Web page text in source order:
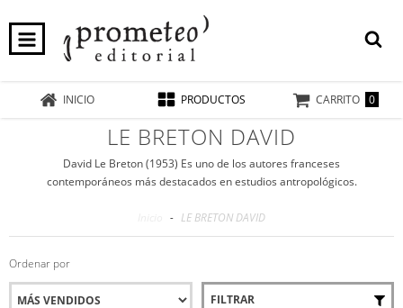
INICIO PRODUCTOS CARRITO 0
LE BRETON DAVID
David Le Breton (1953) Es uno de los autores franceses
contemporáneos más destacados en estudios antropológicos.
- LE BRETON DAVID
Ordenar por
FILTRAR